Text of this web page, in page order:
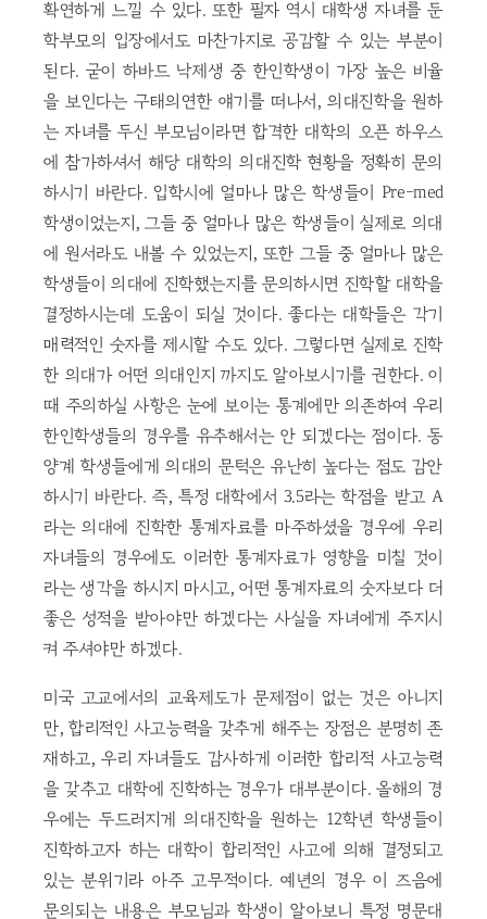
확연하게 느낄 수 있다. 또한 필자 역시 대학생 자녀를 둔
학부모의 입장에서도 마찬가지로 공감할 수 있는 부분이
된다. 굳이 하바드 낙제생 중 한인학생이 가장 높은 비율
을 보인다는 구태의연한 얘기를 떠나서, 의대진학을 원하
는 자녀를 두신 부모님이라면 합격한 대학의 오픈 하우스
에 참가하셔서 해당 대학의 의대진학 현황을 정확히 문의
하시기 바란다. 입학시에 얼마나 많은 학생들이 Pre-med
학생이었는지, 그들 중 얼마나 많은 학생들이 실제로 의대
에 원서라도 내볼 수 있었는지, 또한 그들 중 얼마나 많은
학생들이 의대에 진학했는지를 문의하시면 진학할 대학을
결정하시는데 도움이 되실 것이다. 좋다는 대학들은 각기
매력적인 숫자를 제시할 수도 있다. 그렇다면 실제로 진학
한 의대가 어떤 의대인지 까지도 알아보시기를 권한다. 이
때 주의하실 사항은 눈에 보이는 통계에만 의존하여 우리
한인학생들의 경우를 유추해서는 안 되겠다는 점이다. 동
양계 학생들에게 의대의 문턱은 유난히 높다는 점도 감안
하시기 바란다. 즉, 특정 대학에서 3.5라는 학점을 받고 A
라는 의대에 진학한 통계자료를 마주하셨을 경우에 우리
자녀들의 경우에도 이러한 통계자료가 영향을 미칠 것이
라는 생각을 하시지 마시고, 어떤 통계자료의 숫자보다 더
좋은 성적을 받아야만 하겠다는 사실을 자녀에게 주지시
켜 주셔야만 하겠다.
미국 고교에서의 교육제도가 문제점이 없는 것은 아니지
만, 합리적인 사고능력을 갖추게 해주는 장점은 분명히 존
재하고, 우리 자녀들도 감사하게 이러한 합리적 사고능력
을 갖추고 대학에 진학하는 경우가 대부분이다. 올해의 경
우에는 두드러지게 의대진학을 원하는 12학년 학생들이
진학하고자 하는 대학이 합리적인 사고에 의해 결정되고
있는 분위기라 아주 고무적이다. 예년의 경우 이 즈음에
문의되는 내용은 부모님과 학생이 알아보니 특정 명문대